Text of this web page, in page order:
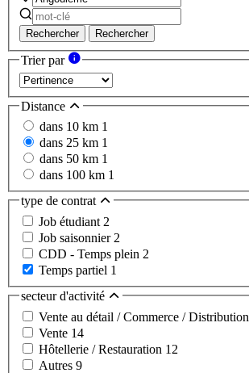
Rechercher Rechercher
Trier par
Distance
dans 10 km 1
dans 25 km 1
dans 50 km 1
dans 100 km 1
type de contrat
Job étudiant 2
Job saisonnier 2
CDD - Temps plein 2
Temps partiel 1
secteur d'activité
Vente au détail / Commerce / Distribution
Vente 14
Hôtellerie / Restauration 12
Autres 9